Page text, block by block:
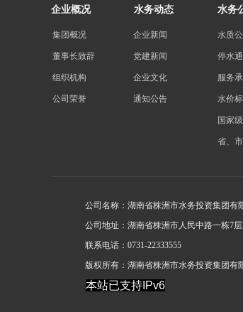
集团概况
董事长致辞
组织机构
公司荣誉
企业概况 水务动态 水务
企业新闻
党建新闻
企业文化
通知公告
水质
停水
服务
水价
国家
省、
公司名称：湖南省株洲市水务投资集团有
公司地址：湖南省株洲市人民中路一栋7
联系电话：0731-22333555
版权所有：湖南省株洲市水务投资集团有
本站已支持IPv6